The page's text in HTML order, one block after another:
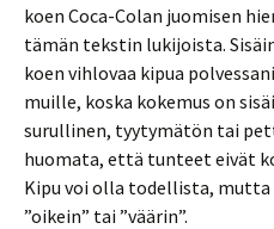
koen Coca-Colan juomisen
tämän tekstin lukijoista.
koen vihlovaa kipua
muille, koska kokemus on
surullinen, tyytymätön tai
huomata, että tunteet eivät
Kipu voi olla todellista, mutta
”oikein” tai ”väärin”.